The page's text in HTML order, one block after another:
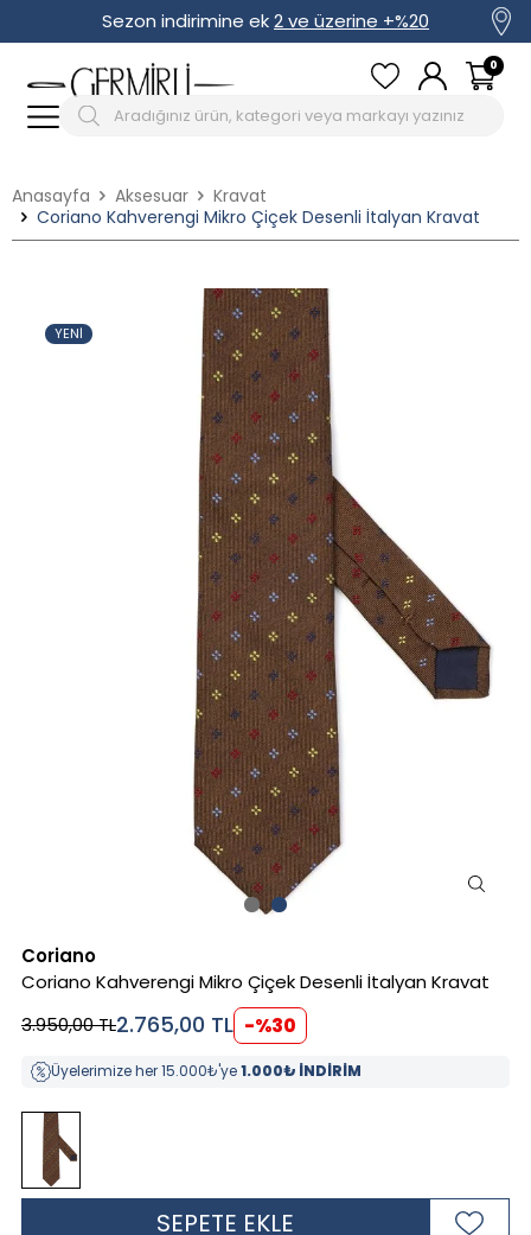
Sezon indirimine ek2 ve üzerine +%20
0
Anasayfa Aksesuar
Kravat
Coriano Kahverengi Mikro Çiçek Desenli İtalyan Kravat
YENI
Coriano
Coriano Kahverengi Mikro Çiçek Desenli İtalyan Kravat
3.950,00TL2.765,00 TL -%30
Üyelerimize her 15.000₺'ye1.000₺ İNDİRİM
SEPETE EKLE